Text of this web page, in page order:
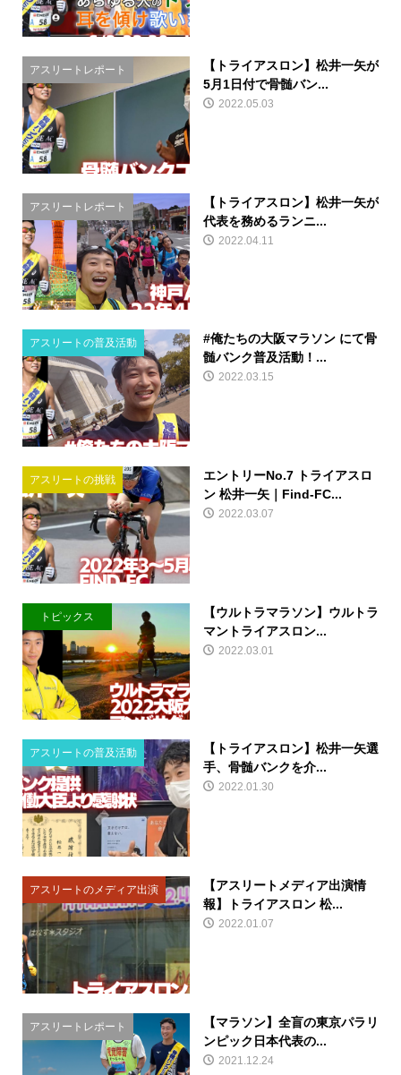
アスリートレポート
【トライアスロン】松井一矢が
5月1日付で骨髄バン...
2022.05.03
アスリートレポート
【トライアスロン】松井一矢が
代表を務めるランニ...
2022.04.11
アスリートの普及活動
#俺たちの大阪マラソン にて骨
髄バンク普及活動！...
2022.03.15
アスリートの挑戦
エントリーNo.7 トライアスロ
ン 松井一矢｜Find-FC...
2022.03.07
トピックス
【ウルトラマラソン】ウルトラ
マントライアスロン...
2022.03.01
アスリートの普及活動
【トライアスロン】松井一矢選
手、骨髄バンクを介...
2022.01.30
アスリートのメディア出演
【アスリートメディア出演情
報】トライアスロン 松...
2022.01.07
アスリートレポート
【マラソン】全盲の東京パラリ
ンピック日本代表の...
2021.12.24